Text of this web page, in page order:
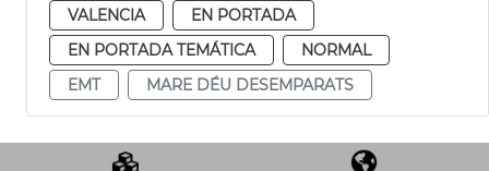
VALENCIA
EN PORTADA
EN PORTADA TEMÁTICA
NORMAL
EMT
MARE DÉU DESEMPARATS